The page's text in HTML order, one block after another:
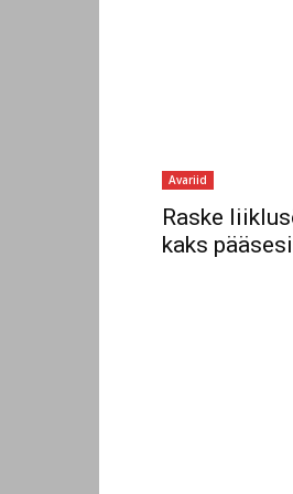
Avariid
Raske
kaks